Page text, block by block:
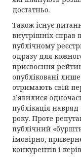
достатньо.
Також існує
внутрішніх справ
публічному
одразу для
присвоєння
опубліковані лише
отримають свій
з’явилися
публікація
року. Проте
публічний
імовірно,
конкурентів і